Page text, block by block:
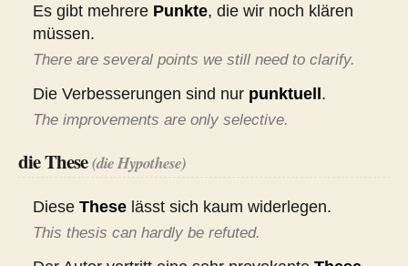
Es gibt mehrere Punkte, die wir noch klären
müssen.
There are several points we still need to clarify.
Die Verbesserungen sind nur punktuell.
The improvements are only selective.
die These(die Hypothese)
Diese These lässt sich kaum widerlegen.
This thesis can hardly be refuted.